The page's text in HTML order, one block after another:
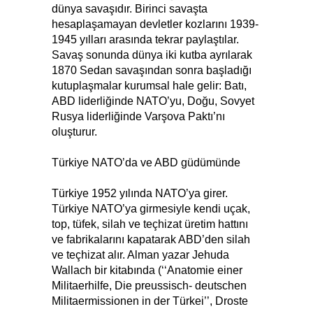
dünya savaşıdır. Birinci savaşta
hesaplaşamayan devletler kozlarını 1939-
1945 yılları arasında tekrar paylaştılar.
Savaş sonunda dünya iki kutba ayrılarak
1870 Sedan savaşından sonra başladığı
kutuplaşmalar kurumsal hale gelir: Batı,
ABD liderliğinde NATO’yu, Doğu, Sovyet
Rusya liderliğinde Varşova Paktı’nı
oluşturur.
Türkiye NATO’da ve ABD güdümünde
Türkiye 1952 yılında NATO’ya girer.
Türkiye NATO’ya girmesiyle kendi uçak,
top, tüfek, silah ve teçhizat üretim hattını
ve fabrikalarını kapatarak ABD’den silah
ve teçhizat alır. Alman yazar Jehuda
Wallach bir kitabında (‘‘Anatomie einer
Militaerhilfe, Die preussisch- deutschen
Militaermissionen in der Türkei’’, Droste